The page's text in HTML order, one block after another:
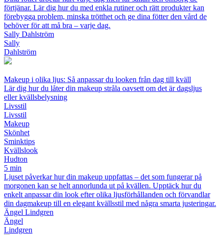
förtjänar. Lär dig hur du med enkla rutiner och rätt produkter kan
förebygga problem, minska trötthet och ge dina fötter den vård de
behöver för att må bra – varje dag.
Sally Dahlström
Sally
Dahlström
Makeup i olika ljus: Så anpassar du looken från dag till kväll
Lär dig hur du låter din makeup stråla oavsett om det är dagsljus
eller kvällsbelysning
Livsstil
Livsstil
Makeup
Skönhet
Sminktips
Kvällslook
Hudton
5 min
Ljuset påverkar hur din makeup uppfattas – det som fungerar på
morgonen kan se helt annorlunda ut på kvällen. Upptäck hur du
enkelt anpassar din look efter olika ljusförhållanden och förvandlar
din dagmakeup till en elegant kvällsstil med några smarta justeringar.
Ängel Lindgren
Ängel
Lindgren